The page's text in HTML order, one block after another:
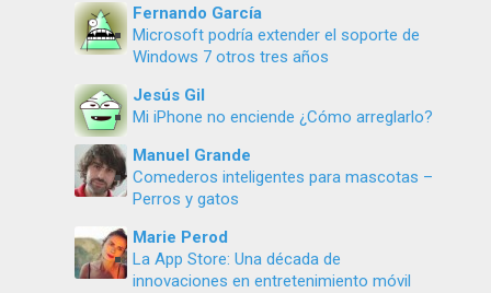
Fernando García
Microsoft podría extender el soporte de
Windows 7 otros tres años
Jesús Gil
Mi iPhone no enciende ¿Cómo arreglarlo?
Manuel Grande
Comederos inteligentes para mascotas –
Perros y gatos
Marie Perod
La App Store: Una década de
innovaciones en entretenimiento móvil